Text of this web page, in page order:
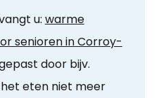
u: warme
senioren in Corroy-
door bijv.
eten niet meer